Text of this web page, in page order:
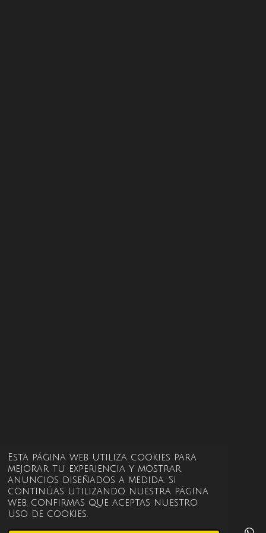
Esta página web utiliza cookies para
mejorar tu experiencia y mostrar
anuncios diseñados a medida. Si
continúas utilizando nuestra página
web, confirmas que aceptas nuestro
uso de cookies.